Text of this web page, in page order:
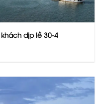
dịp lễ 30-4